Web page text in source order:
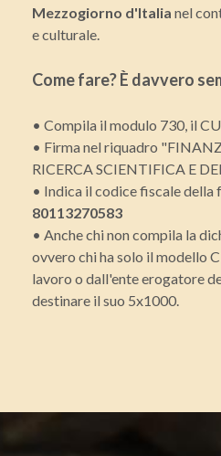
Mezzogiorno d'Italia nel
e culturale.
Come fare? È davvero
• Compila il modulo 730, il
• Firma nel riquadro
RICERCA SCIENTIFICA E
• Indica il codice fiscale della
80113270583
• Anche chi non compila la
ovvero chi ha solo il modello
lavoro o dall'ente erogatore
destinare il suo 5x1000.